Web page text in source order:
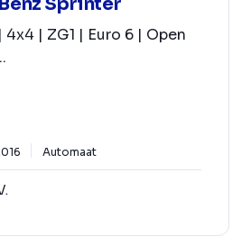
4x4 | ZG1 | Euro 6 | Open
Automaat